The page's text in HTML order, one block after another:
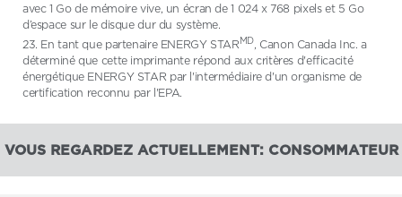
avec 1 Go de mémoire vive, un écran de 1 024 x 768 pixels et 5 Go
d’espace sur le disque dur du système.
23. En tant que partenaire ENERGY STARMD, Canon Canada Inc. a
déterminé que cette imprimante répond aux critères d'efficacité
énergétique ENERGY STAR par l'intermédiaire d'un organisme de
certification reconnu par l'EPA.
VOUS REGARDEZ ACTUELLEMENT: CONSOMMATEUR